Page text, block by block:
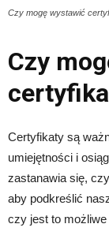
Czy mogę wystawić
Czy
Certyfikaty są
umiejętności i
zastanawia się,
aby podkreślić
czy jest to